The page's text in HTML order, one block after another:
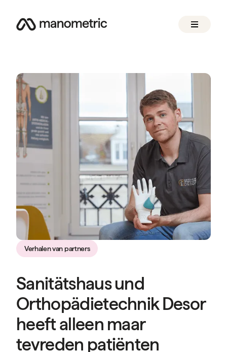
Verhalen van partners
Sanitätshaus und
Orthopädietechnik Desor
heeft alleen maar
tevreden patiënten